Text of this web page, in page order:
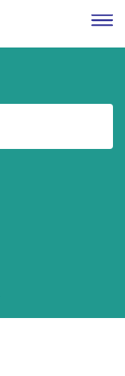
ニュースリリー